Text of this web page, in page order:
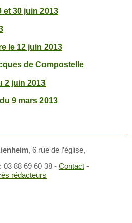
et 30 juin 2013
le 12 juin 2013
de Compostelle
2 juin 2013
9 mars 2013
, 6 rue de l’église,
03 88 69 60 38 - Contact -
rédacteurs